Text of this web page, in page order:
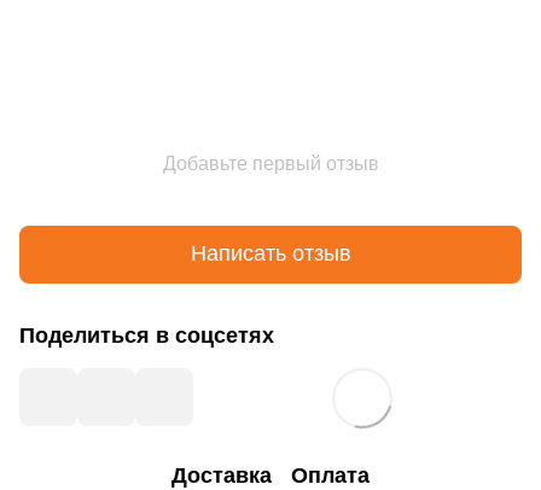
Добавьте первый отзыв
Написать отзыв
Поделиться в соцсетях
Доставка Оплата